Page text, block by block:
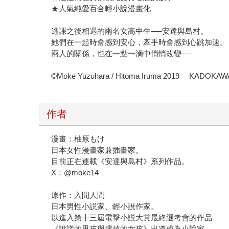
★人氣純愛百合輕小說漫畫化
逃課之後相遇的兩名女高中生──安達與島村。
她們在一起時會感到安心，牽手時會感到心跳加速。
兩人的關係，也在一點一滴中悄悄改變──
©Moke Yuzuhara / Hitoma Iruma 2019
作者
漫畫：柚原もけ
日本女性漫畫家兼插畫家。
目前正在連載《安達與島村》系列作品。
X：@moke14
原作：入間人間
日本男性小説家、輕小說作家。
以進入第十三屆電撃小説大賞最終選考會的作品